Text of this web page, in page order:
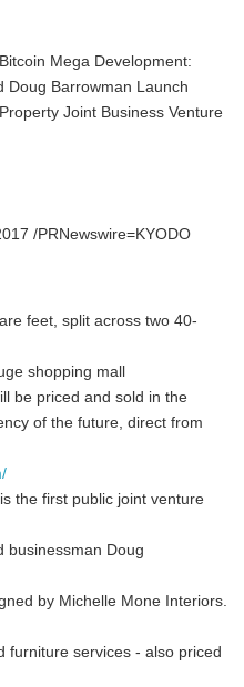
Mega Development:
Doug Barrowman Launch
Joint Business Venture
/PRNewswire=KYODO
feet, split across two 40-
shopping mall
be priced and sold in the
of the future, direct from
the first public joint venture
businessman Doug
by Michelle Mone Interiors.
furniture services - also priced